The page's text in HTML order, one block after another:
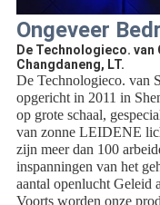
Ongeveer
De Technologieco. van
Changdaneng, LT.
De Technologieco. van
opgericht in 2011 in
op grote schaal,
van zonne LEIDENE
zijn meer dan 100
inspanningen van het
aantal openlucht Geleid
Voorts worden onze